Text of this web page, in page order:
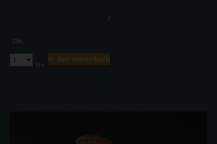
/
Stk.
Stk.
In den Warenkorb